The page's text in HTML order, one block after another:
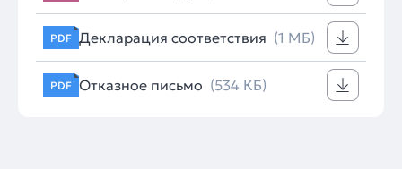
PDF Декларация соответствия (1 МБ)
PDF Отказное письмо (534 КБ)